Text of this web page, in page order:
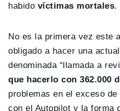
habido víctimas mortales.
No es la primera vez este
obligado a hacer una
denominada “llamada a
que hacerlo con 362.000
problemas en el exceso
con el Autopilot y la forma